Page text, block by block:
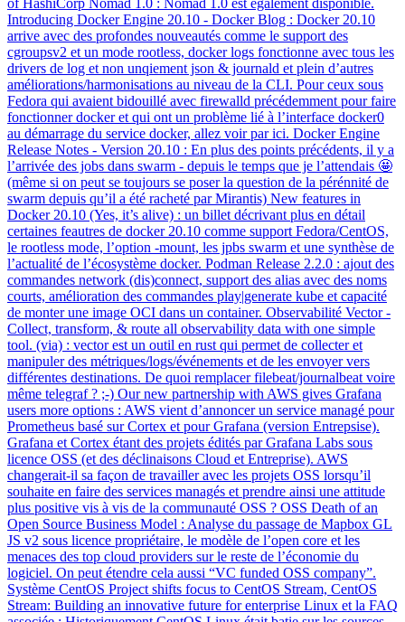
of HashiCorp Nomad 1.0 : Nomad 1.0 est également disponible.
Introducing Docker Engine 20.10 - Docker Blog : Docker 20.10
arrive avec des profondes nouveautés comme le support des
cgroupsv2 et un mode rootless, docker logs fonctionne avec tous les
drivers de log et non unqiement json & journald et plein d’autres
améliorations/harmonisations au niveau de la CLI. Pour ceux sous
Fedora qui avaient bidouillé avec firewalld précédemment pour faire
fonctionner docker et qui ont un problème lié à l’interface docker0
au démarrage du service docker, allez voir par ici. Docker Engine
Release Notes - Version 20.10 : En plus des points précédents, il y a
l’arrivée des jobs dans swarm - depuis le temps que je l’attendais 🤩
(même si on peut se toujours se poser la question de la pérénnité de
swarm depuis qu’il a été racheté par Mirantis) New features in
Docker 20.10 (Yes, it’s alive) : un billet décrivant plus en détail
certaines feautres de docker 20.10 comme support Fedora/CentOS,
le rootless mode, l’option -mount, les jpbs swarm et une synthèse de
l’actualité de l’écosystème docker. Podman Release 2.2.0 : ajout des
commandes network (dis)connect, support des alias avec des noms
courts, amélioration des commandes play|generate kube et capacité
de monter une image OCI dans un container. Observabilité Vector -
Collect, transform, & route all observability data with one simple
tool. (via) : vector est un outil en rust qui permet de collecter et
manipuler des métriques/logs/événements et de les envoyer vers
différentes destinations. De quoi remplacer filebeat/journalbeat voire
même telegraf ? ;-) Our new partnership with AWS gives Grafana
users more options : AWS vient d’annoncer un service managé pour
Prometheus basé sur Cortex et pour Grafana (version Entrepsise).
Grafana et Cortex étant des projets édités par Grafana Labs sous
licence OSS (et des déclinaisons Cloud et Entreprise). AWS
changerait-il sa façon de travailler avec les projets OSS lorsqu’il
souhaite en faire des services managés et prendre ainsi une attitude
plus positive vis à vis de la communauté OSS ? OSS Death of an
Open Source Business Model : Analyse du passage de Mapbox GL
JS v2 sous licence propriétaire, le modèle de l’open core et les
menaces des top cloud providers sur le reste de l’économie du
logiciel. On peut étendre cela aussi “VC funded OSS company”.
Système CentOS Project shifts focus to CentOS Stream, CentOS
Stream: Building an innovative future for enterprise Linux et la FAQ